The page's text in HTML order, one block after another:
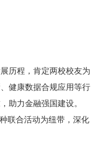
历程，肯定两校校友为
健康数据合规应用等行
助力金融强国建设。
联合活动为纽带，深化